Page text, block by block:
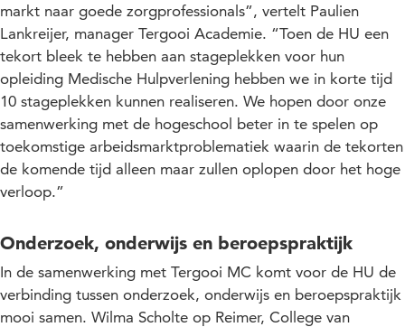
markt naar goede zorgprofessionals”, vertelt Paulien
Lankreijer, manager Tergooi Academie. “Toen de HU een
tekort bleek te hebben aan stageplekken voor hun
opleiding Medische Hulpverlening hebben we in korte tijd
10 stageplekken kunnen realiseren. We hopen door onze
samenwerking met de hogeschool beter in te spelen op
toekomstige arbeidsmarktproblematiek waarin de tekorten
de komende tijd alleen maar zullen oplopen door het hoge
verloop.”
Onderzoek, onderwijs en beroepspraktijk
In de samenwerking met Tergooi MC komt voor de HU de
verbinding tussen onderzoek, onderwijs en beroepspraktijk
mooi samen. Wilma Scholte op Reimer, College van